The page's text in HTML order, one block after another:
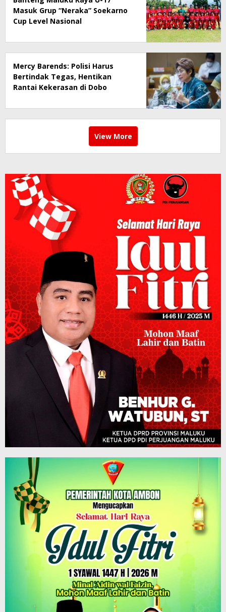
Masuk Grup “Neraka” Soekarno
Cup Level Nasional
Mercy Barends: Polisi Harus
Bertindak Tegas, Hentikan
Rantai Kekerasan di Dobo
View More